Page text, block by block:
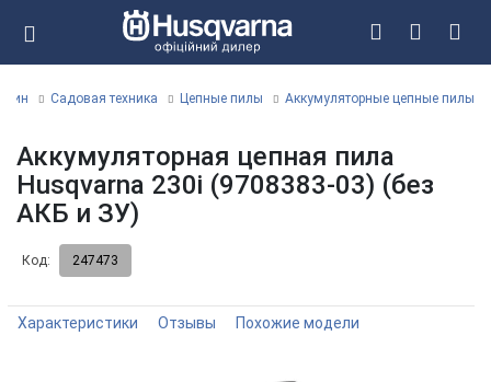
Садовая техника Цепные пилы Аккумуляторные цепные пилы
Аккумуляторная цепная пила
Husqvarna 230i (9708383-03) (без
АКБ и ЗУ)
Код: 247473
Характеристики Отзывы Похожие модели